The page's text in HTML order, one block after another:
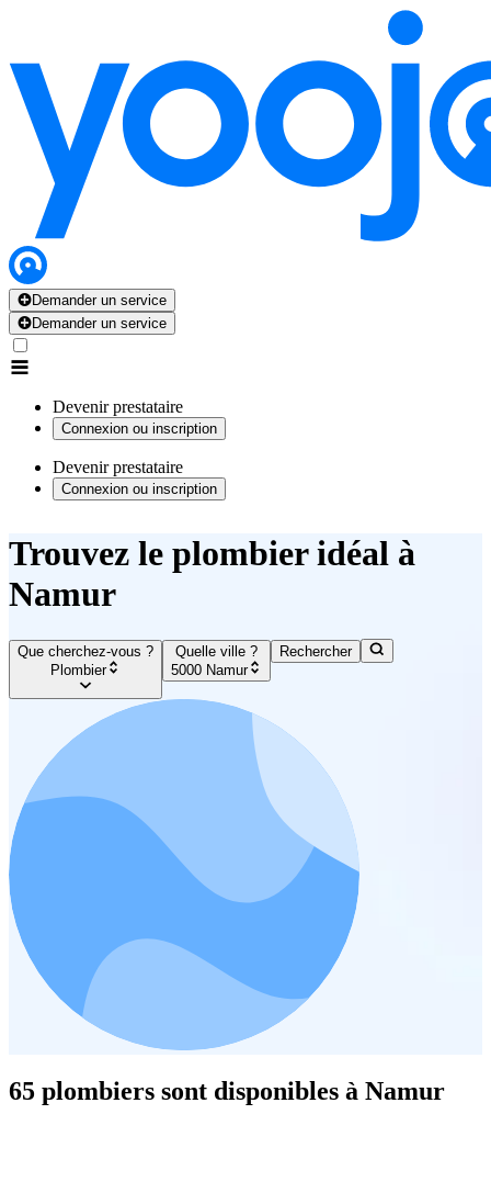
Demander un service
Demander un service
Devenir prestataire
Connexion ou inscription
Devenir prestataire
Connexion ou inscription
Trouvez le plombier idéal à
Namur
Que cherchez-vous ?
Plombier
Quelle ville ?
5000 Namur
Rechercher
65 plombiers sont disponibles à Namur